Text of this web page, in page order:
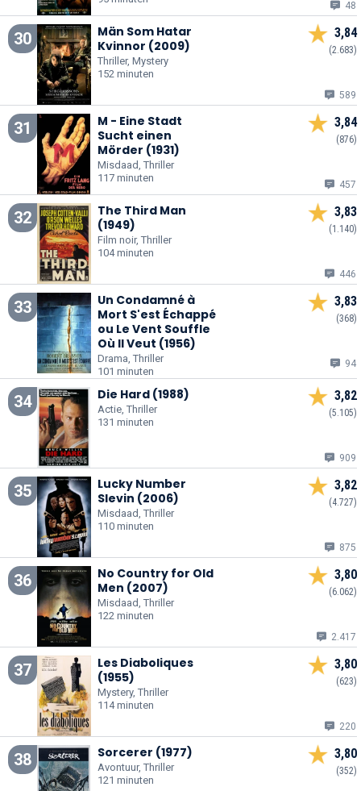
48
30
Män Som Hatar
Kvinnor (2009)
Thriller, Mystery
152 minuten
3,84
(2.683)
589
31
M - Eine Stadt
Sucht einen
Mörder (1931)
Misdaad, Thriller
117 minuten
3,84
(876)
457
32
The Third Man
(1949)
Film noir, Thriller
104 minuten
3,83
(1.140)
446
33
Un Condamné à
Mort S'est Échappé
ou Le Vent Souffle
Où Il Veut (1956)
Drama, Thriller
101 minuten
3,83
(368)
94
34 Die Hard (1988)
Actie, Thriller
131 minuten
3,82
(5.105)
909
35
Lucky Number
Slevin (2006)
Misdaad, Thriller
110 minuten
3,82
(4.727)
875
36
No Country for Old
Men (2007)
Misdaad, Thriller
122 minuten
3,80
(6.062)
2.417
37
Les Diaboliques
(1955)
Mystery, Thriller
114 minuten
3,80
(623)
220
38 Sorcerer (1977)
Avontuur, Thriller
121 minuten
3,80
(352)